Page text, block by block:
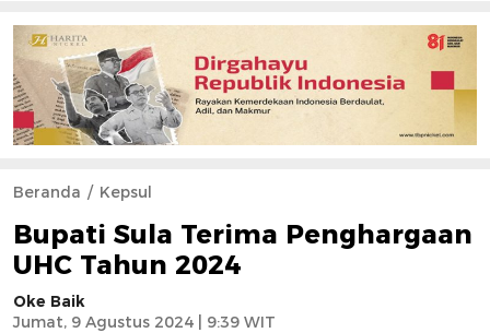
Beranda Kepsul
Bupati Sula Terima Penghargaan
UHC Tahun 2024
Oke Baik
Jumat, 9 Agustus 2024 | 9:39 WIT